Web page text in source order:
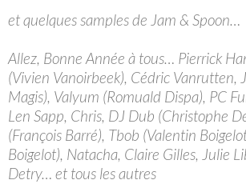
et quelques samples de Jam & Spoon…
Allez, Bonne Année à tous… Pierrick
(Vivien Vanoirbeek), Cédric Vanrutten,
Magis), Valyum (Romuald Dispa), PC
Len Sapp, Chris, DJ Dub (Christophe
(François Barré), Tbob (Valentin
Boigelot), Natacha, Claire Gilles, Julie
Detry… et tous les autres